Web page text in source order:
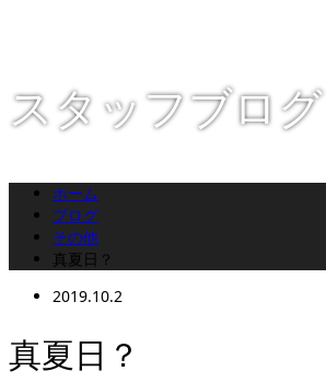
スタッフブログ
ホーム
ブログ
その他
真夏日？
2019.10.2
真夏日？